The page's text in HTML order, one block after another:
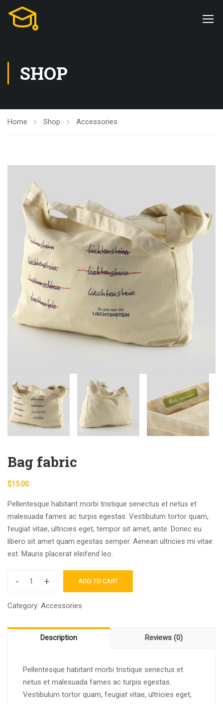
SHOP
Home Shop Accessories
Bag fabric
$15.00
Pellentesque habitant morbi tristique senectus et netus et
malesuada fames ac turpis egestas. Vestibulum tortor quam,
feugiat vitae, ultricies eget, tempor sit amet, ante. Donec eu
libero sit amet quam egestas semper. Aenean ultricies mi vitae
est. Mauris placerat eleifend leo.
-
Bag
quantity
+ ADD TO CART
Category: Accessories
Description Reviews (0)
Pellentesque habitant morbi tristique senectus et
netus et malesuada fames ac turpis egestas.
Vestibulum tortor quam, feugiat vitae, ultricies eget,